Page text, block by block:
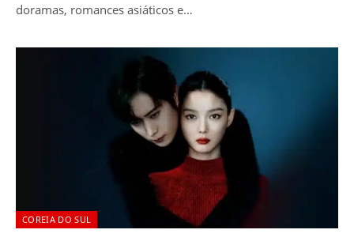
doramas, romances asiáticos e…
COREIA DO SUL